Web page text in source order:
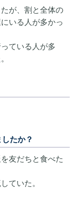
が、割と全体の
いる人が多かっ
ている人が多
たか？
友だちと食べた
ていた。